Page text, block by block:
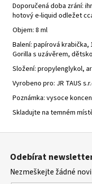
Doporučená doba zrání:
hotový e-liquid odležet
Objem: 8 ml
Balení: papírová krabička,
Gorilla s uzávěrem,
Složení: propylenglykol,
Vyrobeno pro: JR TAUS
Poznámka: vysoce
Skladujte na temném
Z
Odebírat
Nezmeškejte žádné